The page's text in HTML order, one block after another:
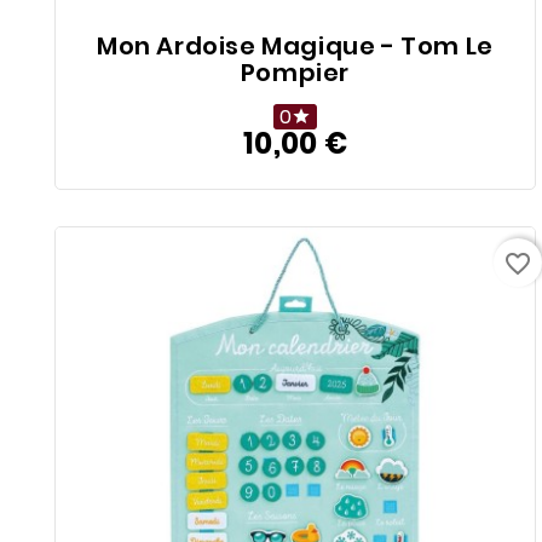
Mon Ardoise Magique - Tom Le
Pompier
0
10,00 €Prix
favorite_border